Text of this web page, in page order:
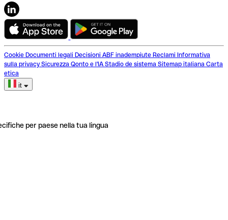
Cookie Documenti legali Decisioni ABF inadempiute Reclami Informativa
sulla privacy Sicurezza Qonto e l'IA Stadio de sistema Sitemap italiana Carta
etica
it
per paese nella tua lingua